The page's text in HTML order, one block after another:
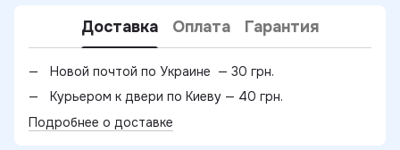
Доставка Оплата Гарантия
Новой почтой по Украине — 30 грн.
Курьером к двери по Киеву — 40 грн.
Подробнее о доставке